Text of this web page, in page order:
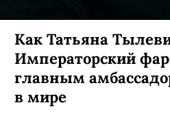
Как Татьяна
Императорский
главным
в мире